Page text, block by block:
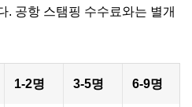
. 공항 스탬핑 수수료와는 별개
1-2명 3-5명 6-9명